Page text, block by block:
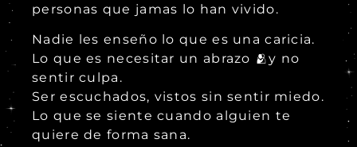
personas que jamas lo han vivido.
Nadie les enseño lo que es una caricia.
Lo que es necesitar un abrazo 🫂y no
sentir culpa.
Ser escuchados, vistos sin sentir miedo.
Lo que se siente cuando alguien te
quiere de forma sana.